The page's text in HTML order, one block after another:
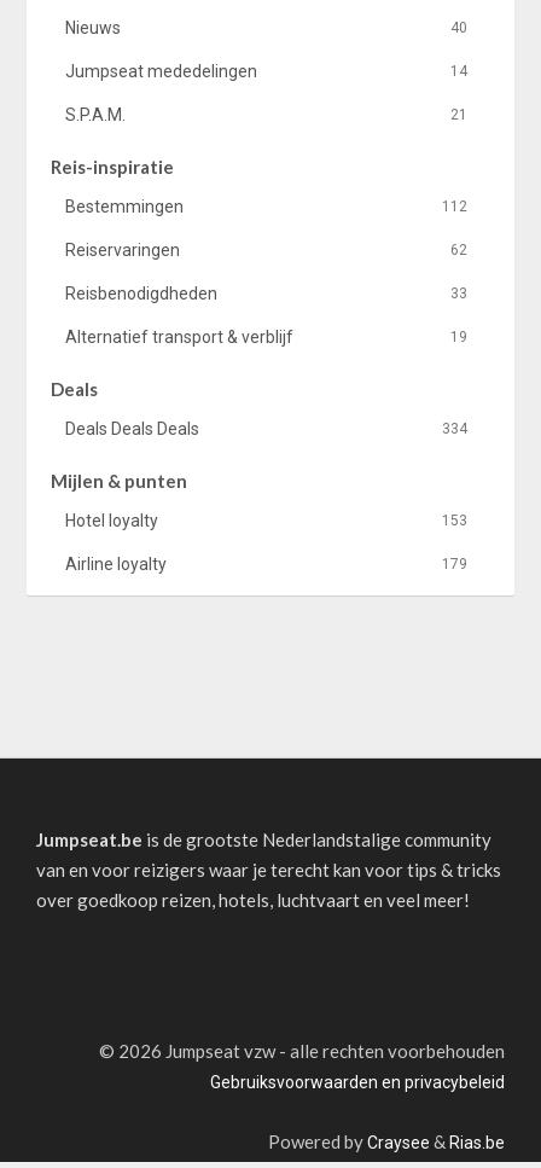
40
Nieuws
14
Jumpseat mededelingen
21
S.P.A.M.
Reis-inspiratie
112
Bestemmingen
62
Reiservaringen
33
Reisbenodigdheden
19
Alternatief transport & verblijf
Deals
334
Deals Deals Deals
Mijlen & punten
153
Hotel loyalty
179
Airline loyalty
Jumpseat.be is de grootste Nederlandstalige community
van en voor reizigers waar je terecht kan voor tips & tricks
over goedkoop reizen, hotels, luchtvaart en veel meer!
© 2026 Jumpseat vzw - alle rechten voorbehouden
Gebruiksvoorwaarden en privacybeleid
Powered byCraysee & Rias.be